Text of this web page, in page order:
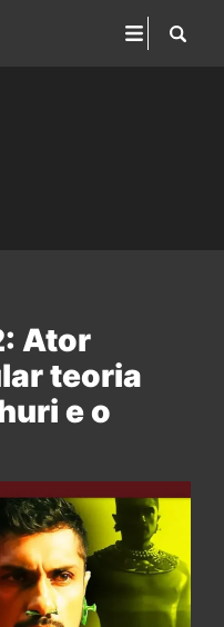
Ator
teoria
e o